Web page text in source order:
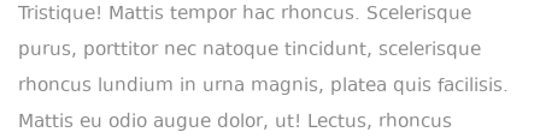
Tristique! Mattis tempor hac rhoncus. Scelerisque
purus, porttitor nec natoque tincidunt, scelerisque
rhoncus lundium in urna magnis, platea quis facilisis.
Mattis eu odio augue dolor, ut! Lectus, rhoncus